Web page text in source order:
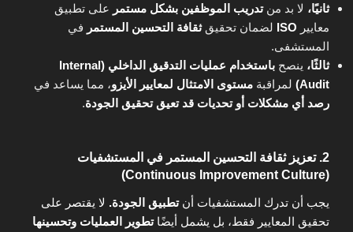
ثانيًا، لا بد منتدريب الموظفين بشكل مستمر على تطبيق
معايير ISO لضمان تحقيقثقافة التحسين المستمر في
المستشفى.
ثالثًا، ينصح
باستخدام عمليات التدقيق الداخلي (Internal
Audit) لمراقبة مستوى الامتثال لمعايير الأيزو، مما يساعد في
رصد أي مشكلات أو تحديات قد تعيق تحقيق الجودة.
2. تعزيز ثقافة التحسين المستمر في المستشفيات
(Continuous Improvement Culture)
يجب أن تدرك المستشفيات أنتطبيق الجودة. لا يقتصر على
تحقيق المعايير فقط، بل يشمل أيضًاتطوير العمليات وتحسينها